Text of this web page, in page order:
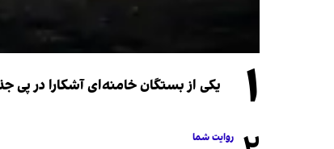
۱ یکی از بستگان خامنه‌ای آشکارا در
روایت شما